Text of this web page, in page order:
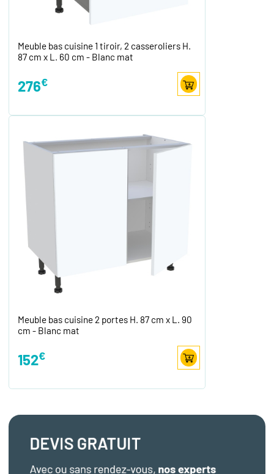
Meuble bas cuisine 1 tiroir, 2 casseroliers H.
87 cm x L. 60 cm - Blanc mat
276€
Meuble bas cuisine 2 portes H. 87 cm x L. 90
cm - Blanc mat
152€